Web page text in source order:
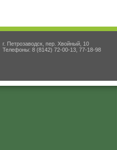
г. Петрозаводск, пер. Хвойный, 10
Телефоны: 8 (8142) 72-00-13, 77-18-98